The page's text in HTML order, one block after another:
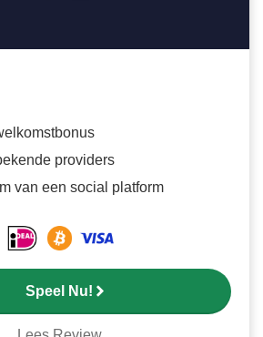
providers
van een social platform
Speel Nu!